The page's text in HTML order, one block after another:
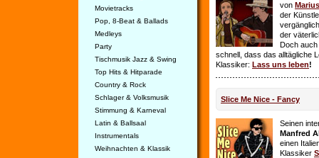
Movietracks
Pop, 8-Beat & Ballads
Medleys
Party
Tischmusik Jazz & Swing
Top Hits & Hitparade
Country & Rock
Schlager & Volksmusik
Stimmung & Karneval
Latin & Ballsaal
Instrumentals
Weihnachten & Klassik
von
der
der
Doch auch
schnell, dass das alltägliche
Klassiker: Lass uns leben!
Slice Me Nice - Fancy
Seinen
Manfred
einen
Klassiker